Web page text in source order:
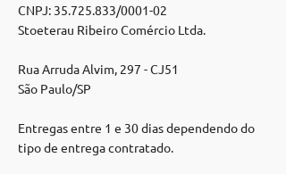
CNPJ: 35.725.833/0001-02
Stoeterau Ribeiro Comércio Ltda.
Rua Arruda Alvim, 297 - CJ51
São Paulo/SP
Entregas entre 1 e 30 dias dependendo do
tipo de entrega contratado.